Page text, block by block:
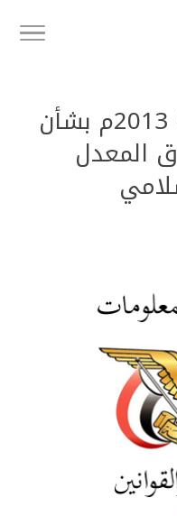
قانون رقم (25) لسنة 2013م بشأن
المعدل